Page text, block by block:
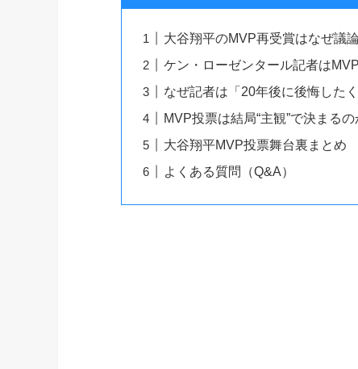
大谷翔平のMVP再受賞はなぜ議
ケン・ローゼンタール記者は
なぜ記者は「20年後に後悔した
MVP投票は結局“主観”で決まるの
大谷翔平MVP投票舞台裏まとめ
よくある質問（Q&A）